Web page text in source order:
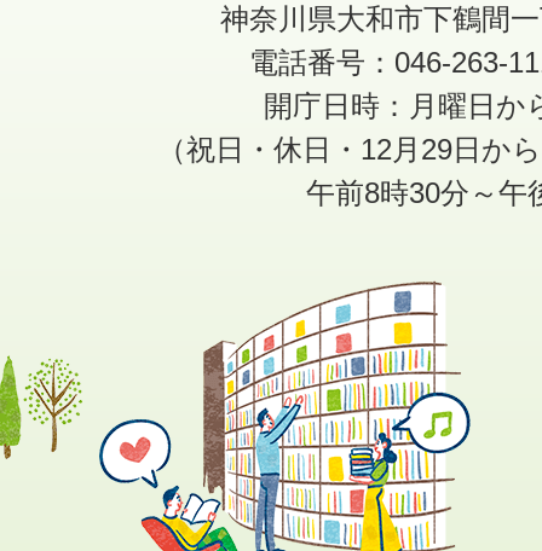
神奈川県大和市下鶴間
電話番号：046-263-
開庁日時：月曜日か
（祝日・休日・12月29日か
午前8時30分～午